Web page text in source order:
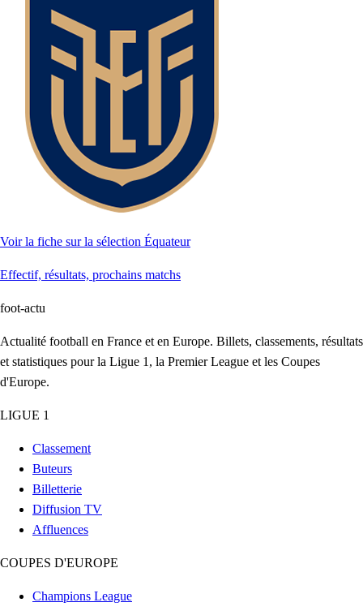
Voir la fiche sur la sélection Équateur
Effectif, résultats, prochains matchs
foot-actu
Actualité football en France et en Europe. Billets, classements, résultats
et statistiques pour la Ligue 1, la Premier League et les Coupes
d'Europe.
LIGUE 1
Classement
Buteurs
Billetterie
Diffusion TV
Affluences
COUPES D'EUROPE
Champions League